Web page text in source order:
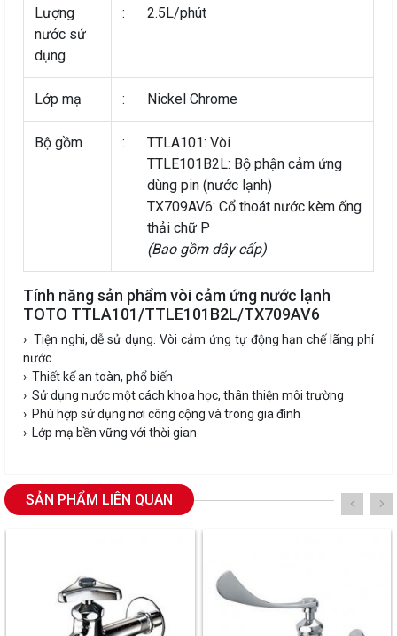
Lượng
nước sử
dụng
: 2.5L/phút
Lớp mạ : Nickel Chrome
Bộ gồm :
TTLA101: Vòi
TTLE101B2L: Bộ phận cảm ứng
dùng pin (nước lạnh)
TX709AV6: Cổ thoát nước kèm ống
thải chữ P
(Bao gồm dây cấp)
Tính năng sản phẩm vòi cảm ứng nước lạnh
TOTO TTLA101/TTLE101B2L/TX709AV6
› Tiện nghi, dễ sử dụng. Vòi cảm ứng tự động hạn chế lãng phí
nước.
› Thiết kế an toàn, phổ biến
› Sử dụng nước một cách khoa học, thân thiện môi trường
› Phù hợp sử dụng nơi công cộng và trong gia đình
› Lớp mạ bền vững với thời gian
SẢN PHẨM LIÊN QUAN